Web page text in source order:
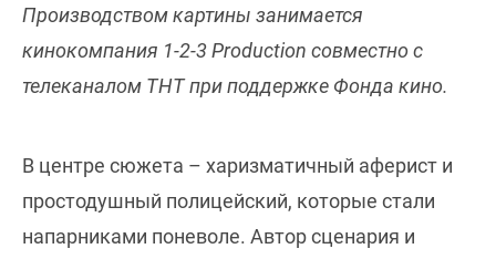
Производством картины занимается
кинокомпания 1-2-3 Production совместно с
телеканалом ТНТ при поддержке Фонда кино.
В центре сюжета – харизматичный аферист и
простодушный полицейский, которые стали
напарниками поневоле. Автор сценария и